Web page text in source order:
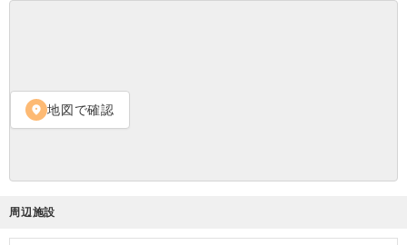
location_on 地図で確認
周辺施設